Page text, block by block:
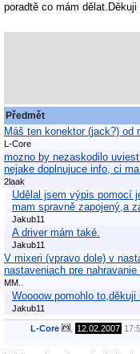
poradtě co mám dělat.Děkuji
Předmět
Máš ten konektor (jack?) od
L-Core
mozno by nezaskodilo
nejake doplnujuce info, ci
2laak
Udělal jsem výpis pomocí
mam spravně zapojený,a
Jakub11
A driver mám také.
Jakub11
V mixeri (vpravo dole) v
nastaveniach pre nahravanie
MM..
Woooow pomohlo
Jakub11
L-Core 12.02.2007